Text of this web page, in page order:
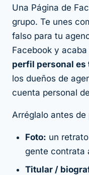
Una Página de
grupo. Te unes
falso para tu
Facebook y
perfil personal es
los dueños de
cuenta personal
Arréglalo antes de
Foto: un
gente contrata
Titular /